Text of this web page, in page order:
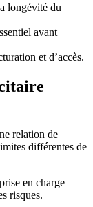
longévité du
avant
et d’accès.
relation de
différentes de
en charge
risques.